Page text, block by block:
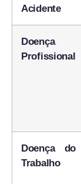
Acidente
Doença
Profissional
Doença do
Trabalho